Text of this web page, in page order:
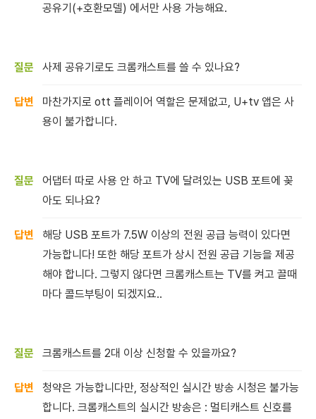
공유기(+호환모델) 에서만 사용 가능해요.
사제 공유기로도 크롬캐스트를 쓸 수 있나요?
마찬가지로 ott 플레이어 역할은 문제없고, U+tv 앱은 사
용이 불가합니다.
어댑터 따로 사용 안 하고 TV에 달려있는 USB 포트에 꽂
아도 되나요?
해당 USB 포트가 7.5W 이상의 전원 공급 능력이 있다면
가능합니다! 또한 해당 포트가 상시 전원 공급 기능을 제공
해야 합니다. 그렇지 않다면 크롬캐스트는 TV를 켜고 끌때
마다 콜드부팅이 되겠지요..
크롬캐스트를 2대 이상 신청할 수 있을까요?
청약은 가능합니다만, 정상적인 실시간 방송 시청은 불가능
합니다. 크롬캐스트의 실시간 방송은 : 멀티캐스트 신호를